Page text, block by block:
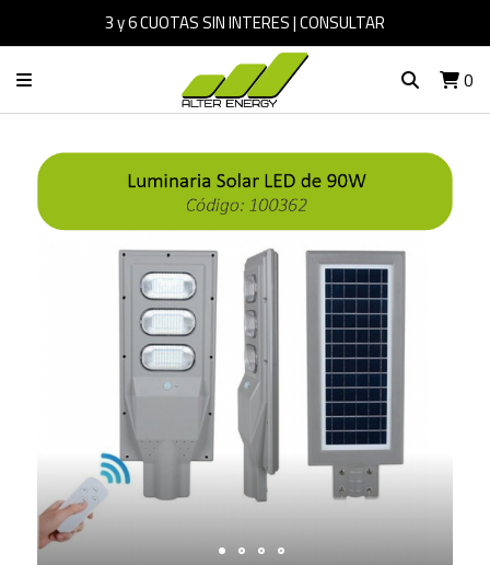
3 y 6 CUOTAS SIN INTERES | CONSULTAR
0